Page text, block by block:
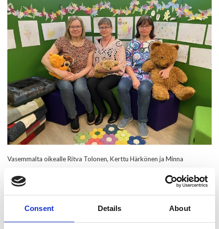
Consent Details About
Vasemmalta oikealle Ritva Tolonen, Kerttu Härkönen ja Minna
Olisi pitänyt kirjoittaa parhaimmat